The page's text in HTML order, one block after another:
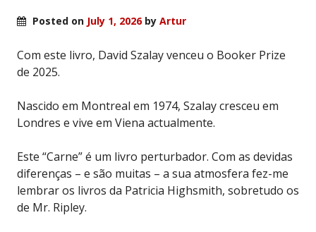
Posted on July 1, 2026by Artur
Com este livro, David Szalay venceu o Booker Prize
de 2025.
Nascido em Montreal em 1974, Szalay cresceu em
Londres e vive em Viena actualmente.
Este “Carne” é um livro perturbador. Com as devidas
diferenças – e são muitas – a sua atmosfera fez-me
lembrar os livros da Patricia Highsmith, sobretudo os
de Mr. Ripley.